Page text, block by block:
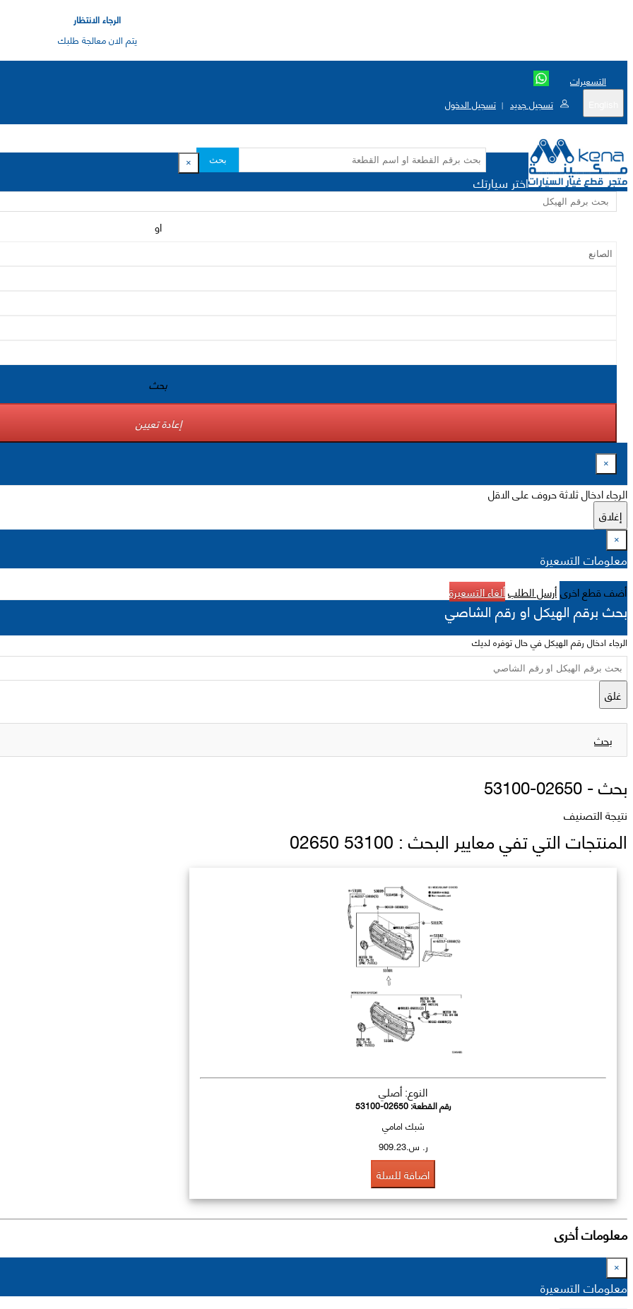
الرجاء الانتظار
يتم الان معالجة طلبك
التسعيرات
تسجيل جديد | تسجيل الدخول
بحث ×
اختر سيارتك
او
بحث
إعادة تعيين
×
الرجاء ادخال ثلاثة حروف على الاقل
إغلاق
×
معلومات التسعيرة
أضف قطع اخرىأرسل الطلبألغاء التسعيرة
بحث برقم الهيكل او رقم الشاصي
الرجاء ادخال رقم الهيكل في حال توفره لديك
غلق
بحث
بحث -53100-02650
نتيجة التصنيف
المنتجات التي تفي معايير البحث : 53100 02650
النوع: أصلي
رقم القطعة:53100-02650
شبك امامي
ر. س.909.23
اضافة للسلة
معلومات أخرى
×
معلومات التسعيرة